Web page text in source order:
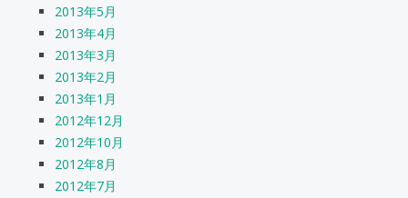
2013年5月
2013年4月
2013年3月
2013年2月
2013年1月
2012年12月
2012年10月
2012年8月
2012年7月